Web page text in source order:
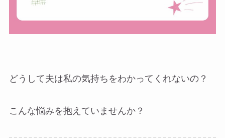
どうして夫は私の気持ちをわかってくれないの？
こんな悩みを抱えていませんか？